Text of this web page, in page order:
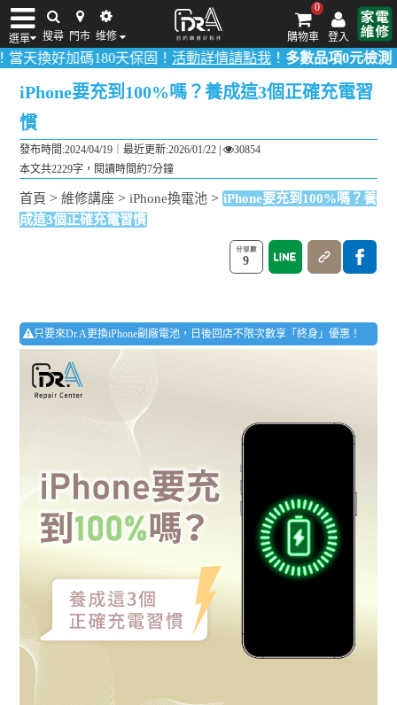
選單 搜尋 門市 维修 登入
0
購物車
iPhone維修/價格 筆電維修/價格 Android手機維修/價格 MacBook維修/價
180天保固！活動詳情請點我！多數品項0元檢測（不適用薄
iPhone要充到100%嗎？養成這3個正確充電習
慣
發布時間:2024/04/19｜最近更新:2026/01/22 |
30854
本文共2229字，閱讀時間約7分鐘
首頁 >維修講座 >iPhone換電池 > iPhone要充到100%嗎？養
成這3個正確充電習慣
9
只要來Dr.A更換iPhone副廠電池，日後回店不限次數享「終身」優惠！